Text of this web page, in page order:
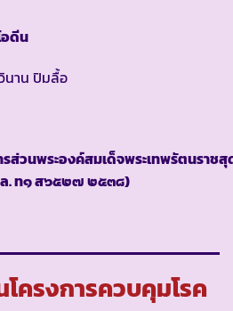
อดีน
นาน ปิมลื้อ
ส่วนพระองค์สมเด็จพระเทพรัตนราชสุ
. ท๑ ส๖๕๒๗ ๒๕๓๘)
โครงการควบคุมโรค